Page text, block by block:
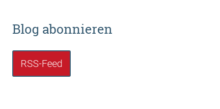
Blog abonnieren
RSS-Feed